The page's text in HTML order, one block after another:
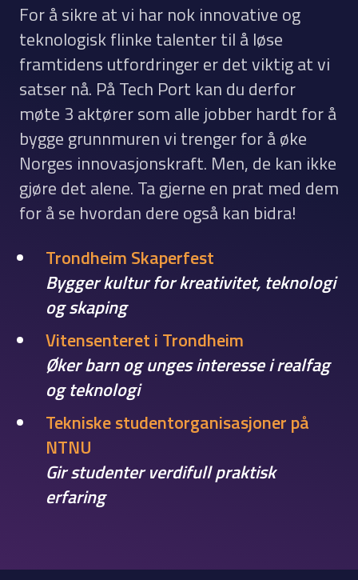
For å sikre at vi har nok innovative og
teknologisk flinke talenter til å løse
framtidens utfordringer er det viktig at vi
satser nå. På Tech Port kan du derfor
møte 3 aktører som alle jobber hardt for å
bygge grunnmuren vi trenger for å øke
Norges innovasjonskraft. Men, de kan ikke
gjøre det alene. Ta gjerne en prat med dem
for å se hvordan dere også kan bidra!
Trondheim Skaperfest
Bygger kultur for kreativitet, teknologi
og skaping
Vitensenteret i Trondheim
Øker barn og unges interesse i realfag
og teknologi
Tekniske studentorganisasjoner på
NTNU
Gir studenter verdifull praktisk
erfaring